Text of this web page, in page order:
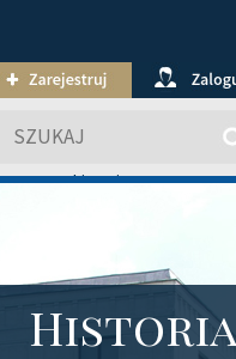
wyszukiwanie